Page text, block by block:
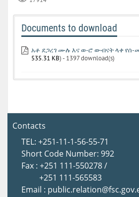
Documents to download
አቶ ደጋረገ ሙሉ እና ወ-ሮ ውብናት ላቀ የሰ-
535.31 KB) - 1397 download(s)
Contacts
TEL: +251-11-1-56-55-71
Short Code Number: 992
Fax : +251 111-550278 /
+251 111-565583
Email :